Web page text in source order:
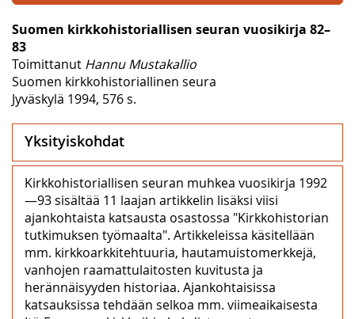
Suomen kirkkohistoriallisen seuran vuosikirja 82–
83
Toimittanut Hannu Mustakallio
Suomen kirkkohistoriallinen seura
Jyväskylä 1994, 576 s.
Yksityiskohdat
Kirkkohistoriallisen seuran muhkea vuosikirja 1992
—93 sisältää 11 laajan artikkelin lisäksi viisi
ajankohtaista katsausta osastossa "Kirkkohistorian
tutkimuksen työmaalta". Artikkeleissa käsitellään
mm. kirkkoarkkitehtuuria, hautamuistomerkkejä,
vanhojen raamattulaitosten kuvitusta ja
herännäisyyden historiaa. Ajankohtaisissa
katsauksissa tehdään selkoa mm. viimeaikaisesta